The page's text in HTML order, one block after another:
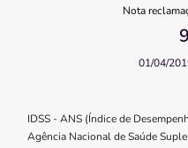
Nota
01/04/
IDSS - ANS (Índice de
Agência Nacional de Saúde